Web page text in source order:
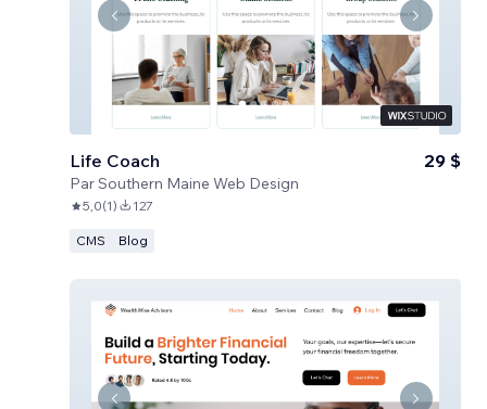
Life Coach
ParSouthern Maine Web Design
29 $
5,0(1) 127
CMS Blog